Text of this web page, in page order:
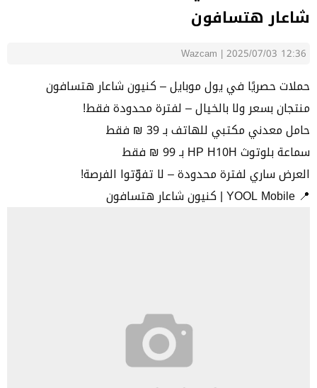
شاعار هتسافون
Wazcam | 2025/07/03 12:36
حملات حصريًا في يول موبايل – كنيون شاعار هتسافون
منتجان بسعر ولا بالخيال – لفترة محدودة فقط!
حامل معدني مكتبي للهاتف بـ 39 ₪ فقط
سماعة بلوتوث HP H10H بـ 99 ₪ فقط
العرض ساري لفترة محدودة – لا تفوّتوا الفرصة!
📍 YOOL Mobile | كنيون شاعار هتسافون